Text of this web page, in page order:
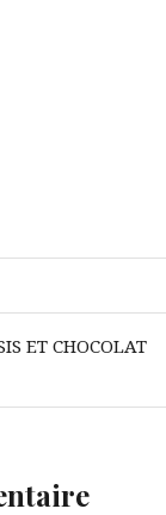
ET CHOCOLAT